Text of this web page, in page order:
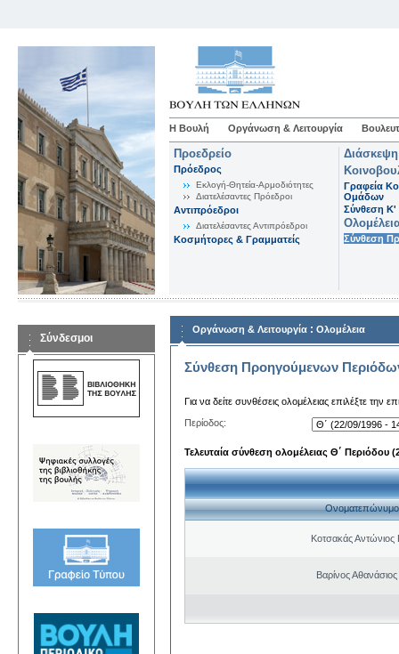
Η Βουλή Οργάνωση & Λειτουργία
Προεδρείο
Πρόεδρος
Εκλογή-Θητεία-Αρμοδιότητες
Διατελέσαντες Πρόεδροι
Αντιπρόεδροι
Διατελέσαντες Αντιπρόεδροι
Κοσμήτορες & Γραμματείς
Γραφεία
Ομάδων
Σύνθεση K'
Σύνθεση
Σύνδεσμοι
Οργάνωση & Λειτουργία : Ολομέλεια
Σύνθεση Προηγούμενων
Για να δείτε συνθέσεις ολομέλειας επιλέξτε την
Περίοδος:
Τελευταία σύνθεση ολομέλειας Θ΄ Περιόδου
Ονοματεπώνυμο
Κοτσακάς Αντώνιος
Βαρίνος